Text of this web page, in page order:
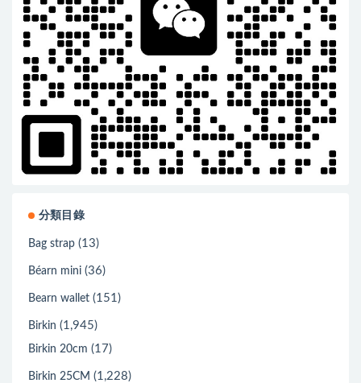
分類目錄
Bag strap (13)
Béarn mini (36)
Bearn wallet (151)
Birkin (1,945)
Birkin 20cm (17)
Birkin 25CM (1,228)